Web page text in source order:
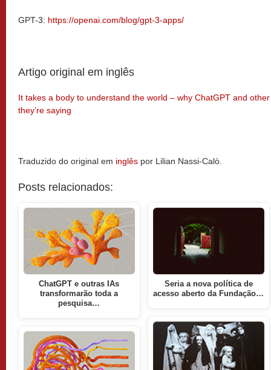
GPT-3: https://openai.com/blog/gpt-3-apps/
Artigo original em inglês
It takes a body to understand the world – why ChatGPT and
they’re saying
Traduzido do original em inglês por Lilian Nassi-Calò.
Posts relacionados:
ChatGPT e outras IAs
transformarão toda a
pesquisa…
Seria a nova política de
acesso aberto da Fundação…